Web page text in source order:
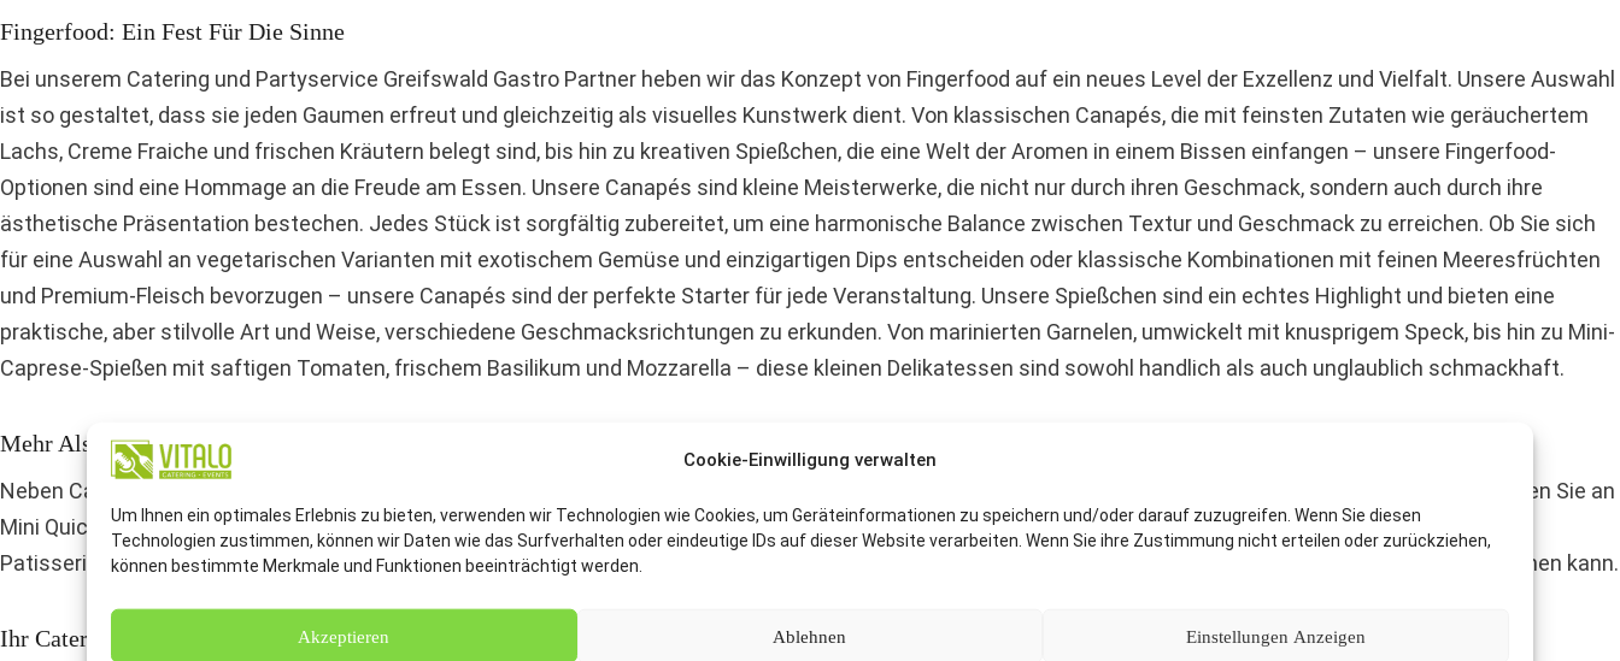
Cookie-Einwilligung verwalten
Um Ihnen ein optimales Erlebnis zu bieten, verwenden wir Technologien wie Cookies, um Geräteinformationen zu speichern und/oder darauf zuzugreifen. Wenn Sie diesen
Technologien zustimmen, können wir Daten wie das Surfverhalten oder eindeutige IDs auf dieser Website verarbeiten. Wenn Sie ihre Zustimmung nicht erteilen oder zurückziehen,
können bestimmte Merkmale und Funktionen beeinträchtigt werden.
Akzeptieren Ablehnen Einstellungen Anzeigen
Fingerfood: Ein Fest Für Die Sinne
Bei unserem Catering und Partyservice Greifswald Gastro Partner heben wir das Konzept von Fingerfood auf ein neues Level der Exzellenz und Vielfalt. Unsere Auswahl
ist so gestaltet, dass sie jeden Gaumen erfreut und gleichzeitig als visuelles Kunstwerk dient. Von klassischen Canapés, die mit feinsten Zutaten wie geräuchertem
Lachs, Creme Fraiche und frischen Kräutern belegt sind, bis hin zu kreativen Spießchen, die eine Welt der Aromen in einem Bissen einfangen – unsere Fingerfood-
Optionen sind eine Hommage an die Freude am Essen. Unsere Canapés sind kleine Meisterwerke, die nicht nur durch ihren Geschmack, sondern auch durch ihre
ästhetische Präsentation bestechen. Jedes Stück ist sorgfältig zubereitet, um eine harmonische Balance zwischen Textur und Geschmack zu erreichen. Ob Sie sich
für eine Auswahl an vegetarischen Varianten mit exotischem Gemüse und einzigartigen Dips entscheiden oder klassische Kombinationen mit feinen Meeresfrüchten
und Premium-Fleisch bevorzugen – unsere Canapés sind der perfekte Starter für jede Veranstaltung. Unsere Spießchen sind ein echtes Highlight und bieten eine
praktische, aber stilvolle Art und Weise, verschiedene Geschmacksrichtungen zu erkunden. Von marinierten Garnelen, umwickelt mit knusprigem Speck, bis hin zu Mini-
Caprese-Spießen mit saftigen Tomaten, frischem Basilikum und Mozzarella – diese kleinen Delikatessen sind sowohl handlich als auch unglaublich schmackhaft.
Mehr Als Nur Snacks
Neben Canapés und Spießchen erweitern wir das Konzept von Fingerfood um eine Palette an innovativen Kleinigkeiten, die jeden Trendsetter begeistern. Denken Sie an
Mini Quiches mit einer Vielzahl an Füllungen, elegante Suppen-Shots, die warm oder kalt serviert werden können, oder an süße Verführungen in Form von Mini-
Patisserien. Diese Optionen ermöglichen eine flexible Gestaltung Ihres Catering Angebots, das sowohl als Appetitanreger als auch als vollwertige Mahlzeit dienen kann.
Ihr Cateringservice Für Jedes Anstehende Event.